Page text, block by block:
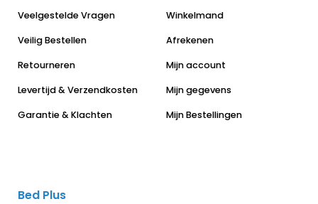
Veelgestelde Vragen
Veilig Bestellen
Retourneren
Levertijd & Verzendkosten
Garantie & Klachten
Winkelmand
Afrekenen
Mijn account
Mijn gegevens
Mijn Bestellingen
Bed Plus